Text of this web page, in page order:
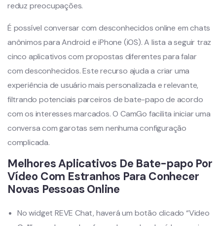
reduz preocupações.
É possível conversar com desconhecidos online em chats
anônimos para Android e iPhone (iOS). A lista a seguir traz
cinco aplicativos com propostas diferentes para falar
com desconhecidos. Este recurso ajuda a criar uma
experiência de usuário mais personalizada e relevante,
filtrando potenciais parceiros de bate-papo de acordo
com os interesses marcados. O CamGo facilita iniciar uma
conversa com garotas sem nenhuma configuração
complicada.
Melhores Aplicativos De Bate-papo Por
Vídeo Com Estranhos Para Conhecer
Novas Pessoas Online
No widget REVE Chat, haverá um botão clicado “Video